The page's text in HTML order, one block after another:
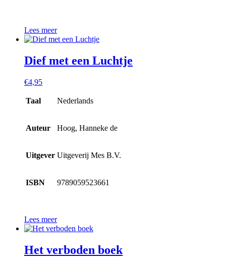
Lees meer
Dief met een Luchtje
€4,95
Taal Nederlands
Auteur Hoog, Hanneke de
Uitgever Uitgeverij Mes B.V.
ISBN 9789059523661
Lees meer
Het verboden boek